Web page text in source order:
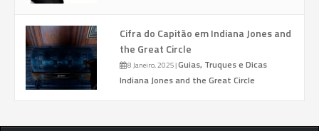
Cifra do Capitão em Indiana Jones and
the Great Circle
8 Janeiro, 2025|Guias, Truques e Dicas
Indiana Jones and the Great Circle